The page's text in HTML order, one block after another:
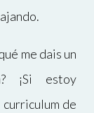
me dais un
¡Si estoy
curriculum de